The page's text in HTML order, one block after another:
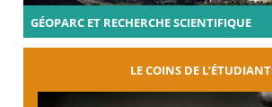
GÉOPARC ET RECHERCHE SCIENTIFIQUE
LE COINS DE L’ÉTUDIANT